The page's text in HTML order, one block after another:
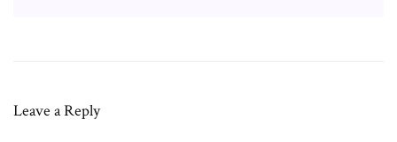
Leave a Reply